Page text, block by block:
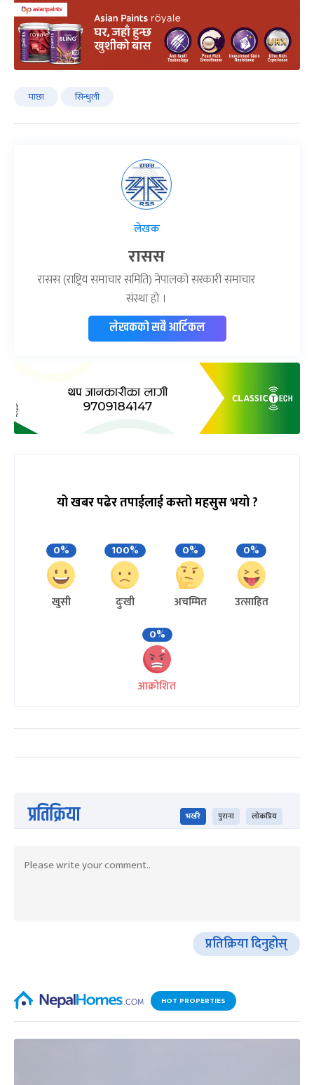
माछा सिन्धुली
लेखक
रासस
रासस (राष्ट्रिय समाचार समिति) नेपालको सरकारी समाचार
संस्था हो ।
लेखकको सबै आर्टिकल
यो खबर पढेर तपाईलाई कस्तो महसुस भयो ?
0%
खुसी
100%
दुःखी
0%
अचम्मित
0%
उत्साहित
0%
आक्रोशित
प्रतिक्रिया भर्खरै पुराना लोकप्रिय
प्रतिक्रिया दिनुहोस्
HOT PROPERTIES